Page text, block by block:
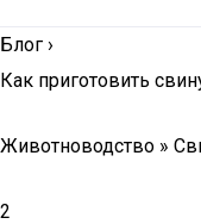
Блог ›
Как приготовить
Животноводство »
2